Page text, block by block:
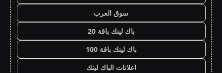
سوق العرب
باك لينك باقة 20
باك لينك باقة 100
اعلانات الباك لينك